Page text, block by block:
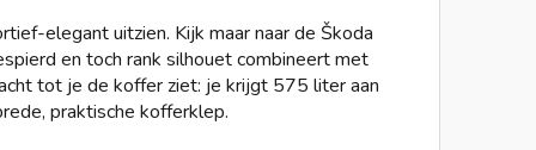
elegant uitzien. Kijk maar naar de Škoda
en toch rank silhouet combineert met
tot je de koffer ziet: je krijgt 575 liter aan
praktische kofferklep.